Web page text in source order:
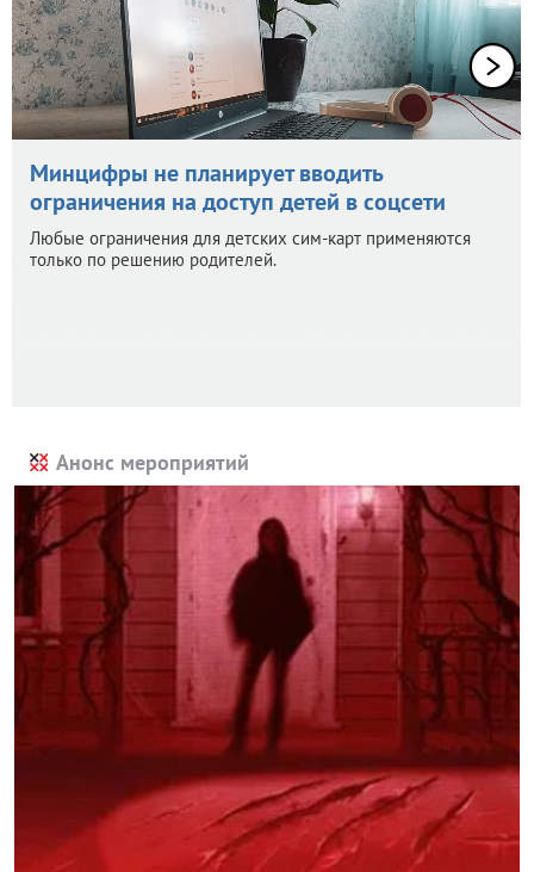
Минцифры не планирует вводить
ограничения на доступ детей в соцсети
Любые ограничения для детских сим-карт применяются
только по решению родителей.
Анонс мероприятий